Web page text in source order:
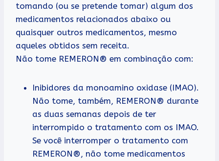
tomando (ou se pretende tomar) algum dos
medicamentos relacionados abaixo ou
quaisquer outros medicamentos, mesmo
aqueles obtidos sem receita.
Não tome REMERON® em combinação com:
Inibidores da monoamino oxidase (IMAO).
Não tome, também, REMERON® durante
as duas semanas depois de ter
interrompido o tratamento com os IMAO.
Se você interromper o tratamento com
REMERON®, não tome medicamentos